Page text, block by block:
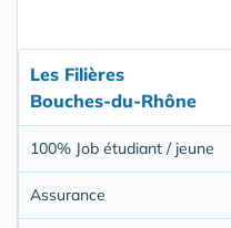
Les Filières
Bouches-du-Rhône
100% Job étudiant / jeune
Assurance